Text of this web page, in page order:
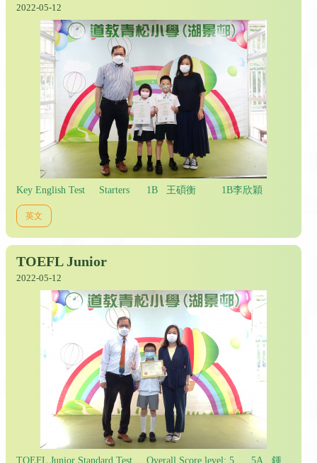
2022-05-12
Key English Test Starters 1B 王碩衡 1B李欣穎
英文
TOEFL Junior
2022-05-12
TOEFL Junior Standard Test Overall Score level: 5 5A 鍾